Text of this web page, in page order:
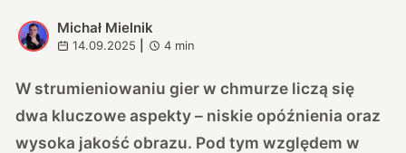
M
Michał Mielnik
14.09.2025 4 min
W strumieniowaniu gier w chmurze liczą się
dwa kluczowe aspekty – niskie opóźnienia oraz
wysoka jakość obrazu. Pod tym względem w